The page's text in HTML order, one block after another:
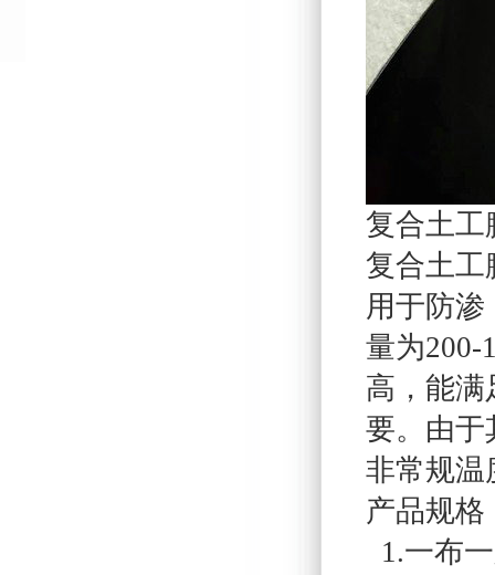
复合土工
复合土工
用于防渗
量为200-
高，能满
要。由于
非常规温
产品规格
1.一布